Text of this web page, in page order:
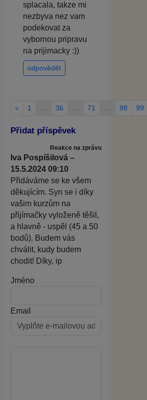
splacala, takze mi
nezbyva nez vam
podekovat za
vybornou pripravu
na prijimacky :))
odpovědět
« 1 36 71 98 99
Přidat příspěvek
Reakce na zprávu
Iva Pospíšilová –
15.5.2024 09:10
Přidáváme se ke všem
děkujícím. Syn se i díky
vašim kurzům na
přijímačky vyloženě těšil,
a hlavně - uspěl (45 a 50
bodů). Budem vás
chválit, kudy budem
chodit! Díky, ip
Jméno
Email